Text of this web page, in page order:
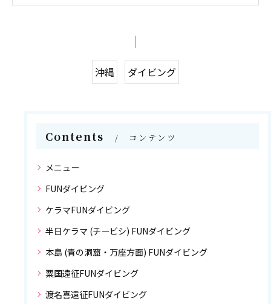
沖縄 ダイビング
Contents コンテンツ
メニュー
FUNダイビング
ケラマFUNダイビング
半日ケラマ (チービシ) FUNダイビング
本島 (青の洞窟・万座方面) FUNダイビング
粟国遠征FUNダイビング
渡名喜遠征FUNダイビング